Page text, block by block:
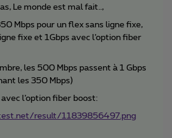
Le monde est mal fait..,
Mbps pour un flex sans ligne fixe,
fixe et 1Gbps avec l’option fiber
les 500 Mbps passent à 1 Gbps
les 350 Mbps)
avec l’option fiber boost:
result/11839856497.png